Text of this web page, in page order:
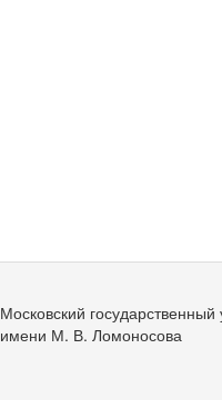
Московский государственный
имени М. В. Ломоносова